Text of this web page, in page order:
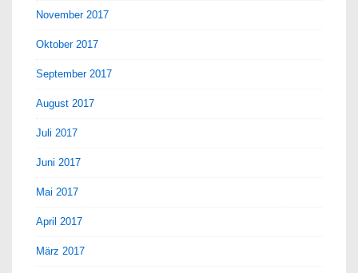
November 2017
Oktober 2017
September 2017
August 2017
Juli 2017
Juni 2017
Mai 2017
April 2017
März 2017